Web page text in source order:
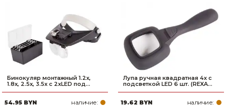
Бинокуляр монтажный 1.2х,
1.8х, 2.5х, 3.5х с 2хLED под...
54.95 BYN наличие:
Лупа ручная квадратная 4х с
подсветкой LED 6 шт. (REXA...
19.62 BYN наличие: